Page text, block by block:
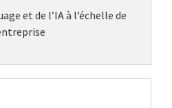
et de l’IA à l’échelle de